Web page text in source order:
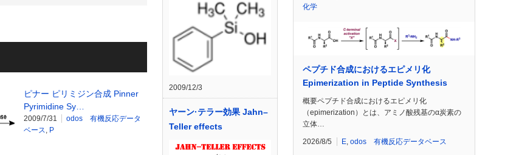
ピナー ピリミジン合成 Pinner
Pyrimidine Sy…
2009/7/31
odos 有機反応データ
ベース, P
2009/12/3
ヤーン·テラー効果 Jahn–
Teller effects
化学
ペプチド合成におけるエピメリ化
Epimerization in Peptide Synthesis
概要ペプチド合成におけるエピメリ化
（epimerization）とは、アミノ酸残基のα炭素の
立体…
2026/8/5 E odos 有機反応データベース